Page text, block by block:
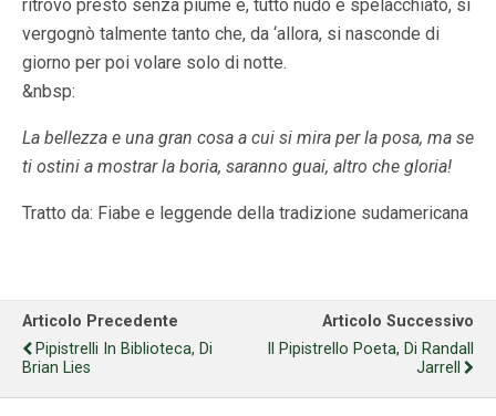
ritrovò presto senza piume e, tutto nudo e spelacchiato, si
vergognò talmente tanto che, da ‘allora, si nasconde di
giorno per poi volare solo di notte.
&nbsp:
La bellezza e una gran cosa a cui si mira per la posa, ma se
ti ostini a mostrar la boria, saranno guai, altro che gloria!
Tratto da: Fiabe e leggende della tradizione sudamericana
Articolo Precedente
Pipistrelli In Biblioteca, Di
Brian Lies
Articolo Successivo
Il Pipistrello Poeta, Di Randall
Jarrell